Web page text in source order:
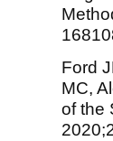
Ford
MC,
of the